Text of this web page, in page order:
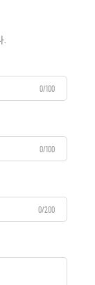
.
0/100
0/100
0/200